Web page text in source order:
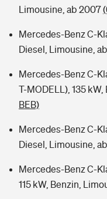
Limousine, ab 2007
Mercedes-Benz C-
Diesel, Limousine,
Mercedes-Benz C-
T-MODELL), 135
BEB)
Mercedes-Benz C-
Diesel, Limousine,
Mercedes-Benz C-
115 kW, Benzin,